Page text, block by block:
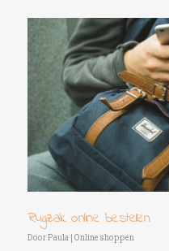
Rugzak online bestellen
Door Paula Online shoppen